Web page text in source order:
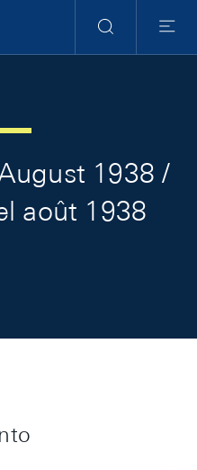
Ricerca
Menu
1938 /
août 1938